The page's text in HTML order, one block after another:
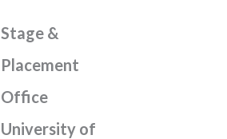
Stage &
Placement
Office
University of